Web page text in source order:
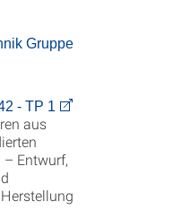
Gruppe
- TP 1
aus
Entwurf,